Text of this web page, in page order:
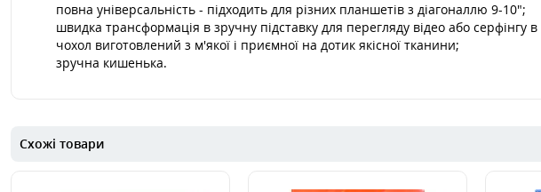
повна універсальність - підходить для різних планшетів з діагоналлю 9-10";
швидка трансформація в зручну підставку для перегляду відео або серфінгу в
чохол виготовлений з м'якої і приємної на дотик якісної тканини;
зручна кишенька.
Схожі товари